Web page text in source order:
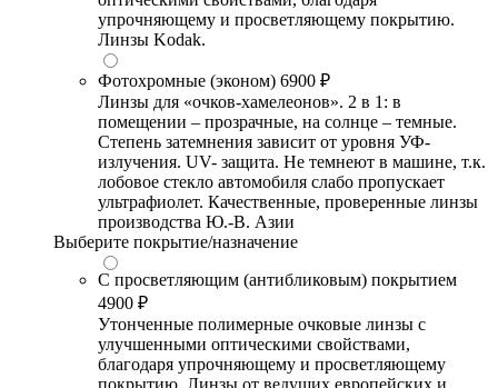
упрочняющему и просветляющему покрытию.
Линзы Kodak.
Фотохромные (эконом) 6900 ₽
Линзы для «очков-хамелеонов». 2 в 1: в
помещении – прозрачные, на солнце – темные.
Степень затемнения зависит от уровня УФ-
излучения. UV- защита. Не темнеют в машине, т.к.
лобовое стекло автомобиля слабо пропускает
ультрафиолет. Качественные, проверенные линзы
производства Ю.-В. Азии
Выберите покрытие/назначение
С просветляющим (антибликовым) покрытием
4900 ₽
Утонченные полимерные очковые линзы с
улучшенными оптическими свойствами,
благодаря упрочняющему и просветляющему